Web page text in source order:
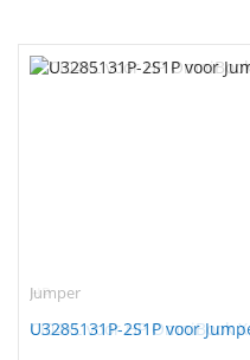
Jumper
U3285131P-2S1P voor